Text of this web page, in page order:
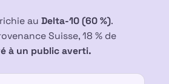
au Delta-10 (60 %).
Suisse, 18 % de
à un public averti.